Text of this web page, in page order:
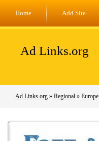
Home Add Site
Ad Links.org
Ad Links.org » Regional » Europe